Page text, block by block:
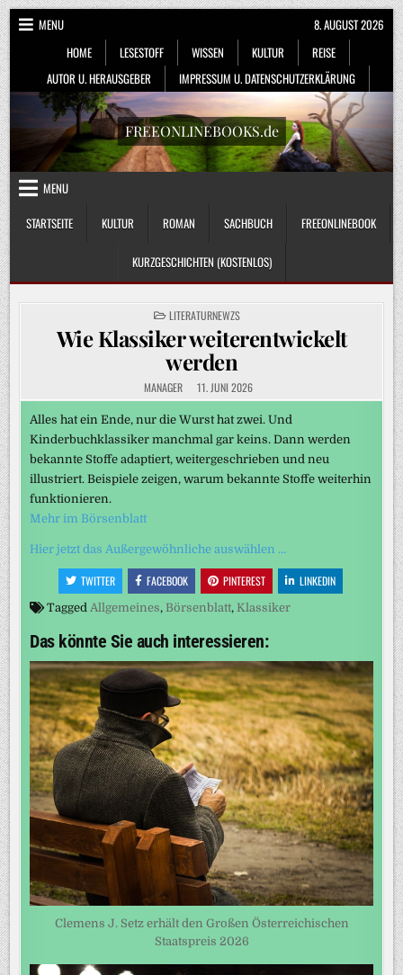
Skip
to
content
MENU
HOME
LESESTOFF WISSEN KULTUR
REISE
AUTOR U. HERAUSGEBER
IMPRESSUM U. DATENSCHUTZERKLÄRUNG
8. AUGUST 2026
FREEONLINEBOOKS.de
MENU
STARTSEITE
KULTUR ROMAN SACHBUCH FREEONLINEBOOK
KURZGESCHICHTEN (KOSTENLOS)
POSTED
IN
LITERATURNEWZS
Wie Klassiker weiterentwickelt
werden
MANAGER 11. JUNI 2026
Alles hat ein Ende, nur die Wurst hat zwei. Und
Kinderbuchklassiker manchmal gar keins. Dann werden
bekannte Stoffe adaptiert, weitergeschrieben und neu
illustriert. Beispiele zeigen, warum bekannte Stoffe weiterhin
funktionieren.
Mehr im Börsenblatt
Hier jetzt das Außergewöhnliche auswählen …
TWITTER FACEBOOK PINTEREST LINKEDIN
Tagged Allgemeines, Börsenblatt, Klassiker
Das könnte Sie auch interessieren:
Clemens J. Setz erhält den Großen Österreichischen
Staatspreis 2026